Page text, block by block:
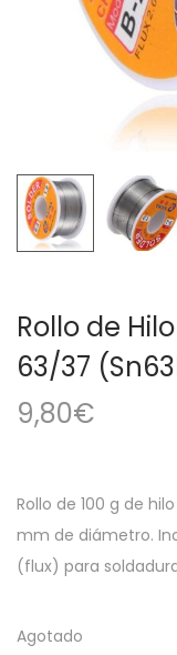
Rollo de
63/37
9,80€
Rollo de 100 g de
mm de diámetro.
(flux) para
Agotado